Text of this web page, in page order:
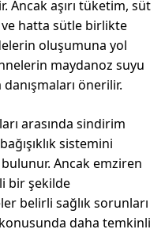
Ancak aşırı tüketim, süt
hatta sütle birlikte
oluşumuna yol
maydanoz suyu
önerilir.
arasında sindirim
sistemini
Ancak emziren
bir şekilde
belirli sağlık sorunları
daha temkinli